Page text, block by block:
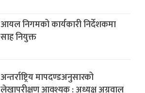
आयल निगमको कार्यकारी निर्देशकमा
साह नियुक्त
अन्तर्राष्ट्रिय मापदण्डअनुसारको
लेखापरीक्षण आवश्यक : अध्यक्ष अग्रवाल